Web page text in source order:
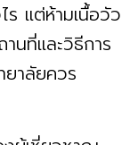
แต่ห้ามเนื้อวัว
นที่และวิธีการ
ยาลัยควร